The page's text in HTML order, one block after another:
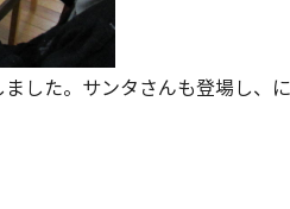
した。サンタさんも登場し、